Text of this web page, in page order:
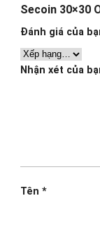
Secoin 30×30
Đánh giá của
Nhận xét của
Tên *